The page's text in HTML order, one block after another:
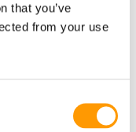
that you’ve
from your use